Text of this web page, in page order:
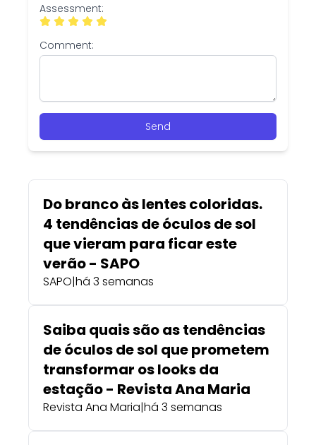
Assessment:
Comment:
Send
Do branco às lentes coloridas.
4 tendências de óculos de sol
que vieram para ficar este
verão - SAPO
SAPO|há 3 semanas
Saiba quais são as tendências
de óculos de sol que prometem
transformar os looks da
estação - Revista Ana Maria
Revista Ana Maria|há 3 semanas